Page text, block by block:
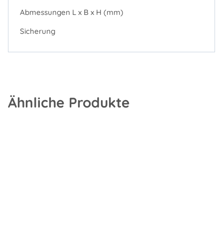
Abmessungen L x B x H (mm)
Sicherung
Ähnliche Produkte